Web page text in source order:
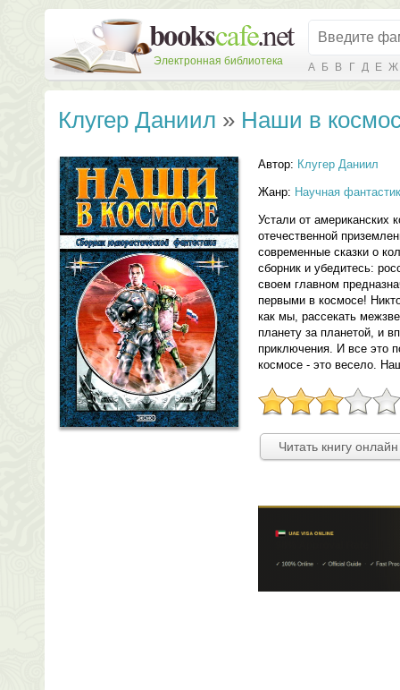
Электронная библиотека А Б В Г Д Е Ж
Клугер Даниил » Наши в
Автор: Клугер Даниил
Жанр: Научная
Устали от американских
отечественной
современные сказки о
сборник и убедитесь:
своем главном
первыми в космосе!
как мы, рассекать
планету за планетой, и
приключения. И все это
космосе - это весело.
Читать книгу